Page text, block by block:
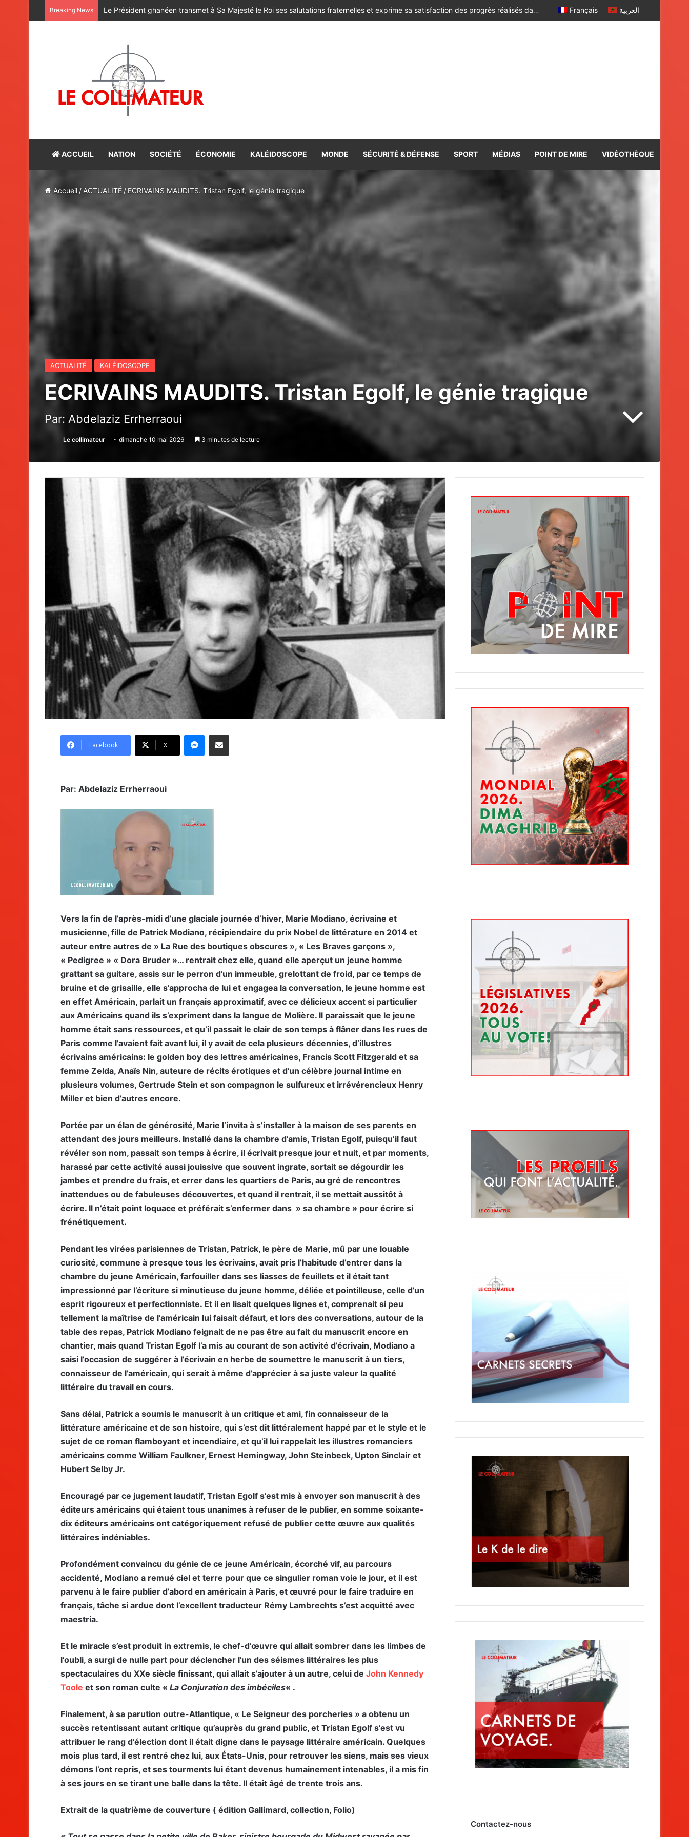
Breaking News Le Président ghanéen transmet à Sa Majesté le Roi ses salutations fraternelles et exprime sa satisfaction des progrès réalisés dans le cadre de la coopération bilatérale avec le Maroc Français العربية
ACCUEIL NATION SOCIÉTÉ ÉCONOMIE KALÉIDOSCOPE MONDE SÉCURITÉ & DÉFENSE SPORT MÉDIAS POINT DE MIRE VIDÉOTHÈQUE
Accueil / ACTUALITÉ / ECRIVAINS MAUDITS. Tristan Egolf, le génie tragique
ACTUALITÉ KALÉIDOSCOPE
ECRIVAINS MAUDITS. Tristan Egolf, le génie tragique
Par: Abdelaziz Errherraoui
Le collimateur dimanche 10 mai 2026 3 minutes de lecture
Facebook X
Par: Abdelaziz Errherraoui
Vers la fin de l’après-midi d’une glaciale journée d’hiver, Marie Modiano, écrivaine et
musicienne, fille de Patrick Modiano, récipiendaire du prix Nobel de littérature en 2014 et
auteur entre autres de » La Rue des boutiques obscures », « Les Braves garçons »,
« Pedigree » « Dora Bruder »… rentrait chez elle, quand elle aperçut un jeune homme
grattant sa guitare, assis sur le perron d’un immeuble, grelottant de froid, par ce temps de
bruine et de grisaille, elle s’approcha de lui et engagea la conversation, le jeune homme est
en effet Américain, parlait un français approximatif, avec ce délicieux accent si particulier
aux Américains quand ils s’expriment dans la langue de Molière. Il paraissait que le jeune
homme était sans ressources, et qu’il passait le clair de son temps à flâner dans les rues de
Paris comme l’avaient fait avant lui, il y avait de cela plusieurs décennies, d’illustres
écrivains américains: le golden boy des lettres américaines, Francis Scott Fitzgerald et sa
femme Zelda, Anaïs Nin, auteure de récits érotiques et d’un célèbre journal intime en
plusieurs volumes, Gertrude Stein et son compagnon le sulfureux et irrévérencieux Henry
Miller et bien d’autres encore.
Portée par un élan de générosité, Marie l’invita à s’installer à la maison de ses parents en
attendant des jours meilleurs. Installé dans la chambre d’amis, Tristan Egolf, puisqu’il faut
révéler son nom, passait son temps à écrire, il écrivait presque jour et nuit, et par moments,
harassé par cette activité aussi jouissive que souvent ingrate, sortait se dégourdir les
jambes et prendre du frais, et errer dans les quartiers de Paris, au gré de rencontres
inattendues ou de fabuleuses découvertes, et quand il rentrait, il se mettait aussitôt à
écrire. Il n’était point loquace et préférait s’enfermer dans » sa chambre » pour écrire si
frénétiquement.
Pendant les virées parisiennes de Tristan, Patrick, le père de Marie, mû par une louable
curiosité, commune à presque tous les écrivains, avait pris l’habitude d’entrer dans la
chambre du jeune Américain, farfouiller dans ses liasses de feuillets et il était tant
impressionné par l’écriture si minutieuse du jeune homme, déliée et pointilleuse, celle d’un
esprit rigoureux et perfectionniste. Et il en lisait quelques lignes et, comprenait si peu
tellement la maîtrise de l’américain lui faisait défaut, et lors des conversations, autour de la
table des repas, Patrick Modiano feignait de ne pas être au fait du manuscrit encore en
chantier, mais quand Tristan Egolf l’a mis au courant de son activité d’écrivain, Modiano a
saisi l’occasion de suggérer à l’écrivain en herbe de soumettre le manuscrit à un tiers,
connaisseur de l’américain, qui serait à même d’apprécier à sa juste valeur la qualité
littéraire du travail en cours.
Sans délai, Patrick a soumis le manuscrit à un critique et ami, fin connaisseur de la
littérature américaine et de son histoire, qui s’est dit littéralement happé par et le style et le
sujet de ce roman flamboyant et incendiaire, et qu’il lui rappelait les illustres romanciers
américains comme William Faulkner, Ernest Hemingway, John Steinbeck, Upton Sinclair et
Hubert Selby Jr.
Encouragé par ce jugement laudatif, Tristan Egolf s’est mis à envoyer son manuscrit à des
éditeurs américains qui étaient tous unanimes à refuser de le publier, en somme soixante-
dix éditeurs américains ont catégoriquement refusé de publier cette œuvre aux qualités
littéraires indéniables.
Profondément convaincu du génie de ce jeune Américain, écorché vif, au parcours
accidenté, Modiano a remué ciel et terre pour que ce singulier roman voie le jour, et il est
parvenu à le faire publier d’abord en américain à Paris, et œuvré pour le faire traduire en
français, tâche si ardue dont l’excellent traducteur Rémy Lambrechts s’est acquitté avec
maestria.
Et le miracle s’est produit in extremis, le chef-d’œuvre qui allait sombrer dans les limbes de
l’oubli, a surgi de nulle part pour déclencher l’un des séismes littéraires les plus
spectaculaires du XXe siècle finissant, qui allait s’ajouter à un autre, celui de John Kennedy
Toole et son roman culte « La Conjuration des imbéciles« .
Finalement, à sa parution outre-Atlantique, « Le Seigneur des porcheries » a obtenu un
succès retentissant autant critique qu’auprès du grand public, et Tristan Egolf s’est vu
attribuer le rang d’élection dont il était digne dans le paysage littéraire américain. Quelques
mois plus tard, il est rentré chez lui, aux États-Unis, pour retrouver les siens, mais ses vieux
démons l’ont repris, et ses tourments lui étant devenus humainement intenables, il a mis fin
à ses jours en se tirant une balle dans la tête. Il était âgé de trente trois ans.
Extrait de la quatrième de couverture ( édition Gallimard, collection, Folio)
Contactez-nous